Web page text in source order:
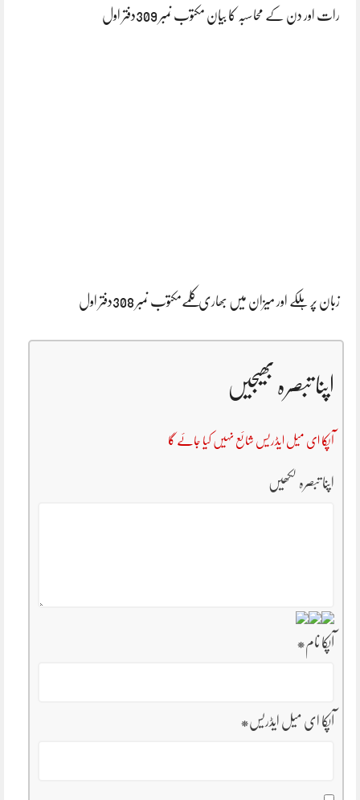
رات اور دن کے محاسبہ کا بیان مکتوب نمبر 309دفتر اول
زبان پر ہلکے اور میزان میں بھاری کلمےمکتوب نمبر 308دفتر اول
اپنا تبصرہ بھیجیں
آپکا ای میل ایڈریس شائع نہیں کیا جائے گا
اپنا تبصرہ لکھیں
آپکا نام*
آپکا ای میل ایڈریس*